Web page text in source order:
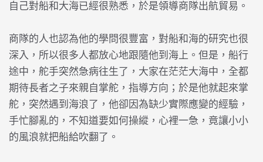
自己對船和大海已經很熟悉，於是領導商隊出航貿易。
商隊的人也認為他的學問很豐富，對船和海的研究也很
深入，所以很多人都放心地跟隨他到海上。但是，船行
途中，舵手突然急病往生了，大家在茫茫大海中，全都
期待長者之子來親自掌舵，指導方向；於是他就起來掌
舵，突然遇到海浪了，他卻因為缺少實際應變的經驗，
手忙腳亂的，不知道要如何操縱，心裡一急，竟讓小小
的風浪就把船給吹翻了。